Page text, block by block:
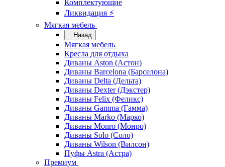
Комплектующие
Ликвидация ⚡
Мягкая мебель
Назад
Мягкая мебель
Кресла для отдыха
Диваны Aston (Астон)
Диваны Barcelona (Барселона)
Диваны Delta (Дельта)
Диваны Dexter (Дэкстер)
Диваны Felix (Феликс)
Диваны Gamma (Гамма)
Диваны Marko (Марко)
Диваны Monro (Монро)
Диваны Solo (Соло)
Диваны Wilson (Вилсон)
Пуфы Astra (Астра)
Премиум